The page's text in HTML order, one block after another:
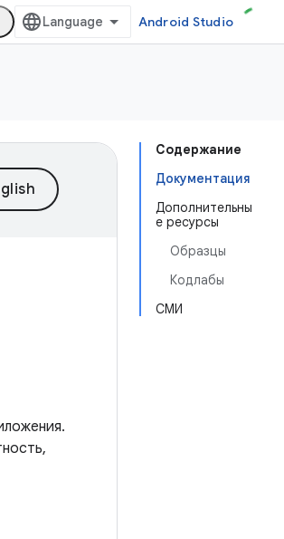
Android Studio
Содержание
Документация
Дополнительны
е ресурсы
Образцы
Кодлабы
СМИ